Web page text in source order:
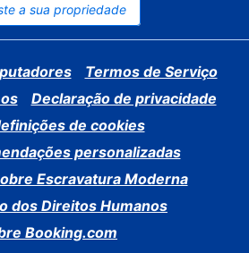
a sua propriedade
Termos de Serviço
Declaração de privacidade
de cookies
personalizadas
Escravatura Moderna
dos Direitos Humanos
Booking.com